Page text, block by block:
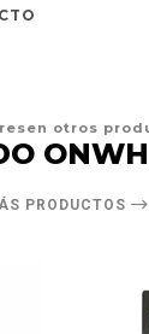
otros
PRODUCTOS